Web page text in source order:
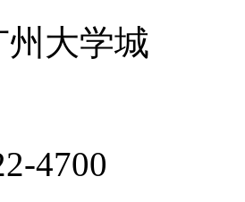
州大学城
4700